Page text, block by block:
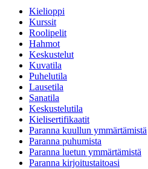
Kielioppi
Kurssit
Roolipelit
Hahmot
Keskustelut
Kuvatila
Puhelutila
Lausetila
Sanatila
Keskustelutila
Kielisertifikaatit
Paranna kuullun ymmärtämistä
Paranna puhumista
Paranna luetun ymmärtämistä
Paranna kirjoitustaitoasi